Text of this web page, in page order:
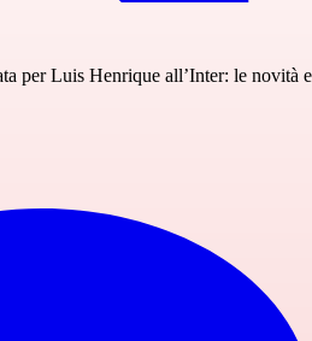
per Luis Henrique all’Inter: le novità e